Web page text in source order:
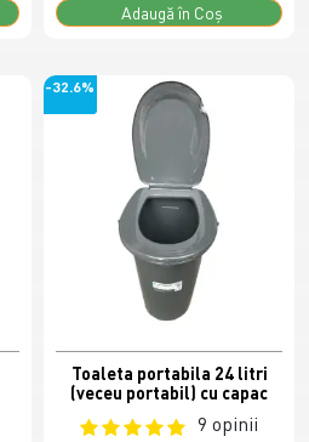
Adaugă în Coş
-32.6%
Toaleta portabila 24 litri
(veceu portabil) cu capac
9 opinii